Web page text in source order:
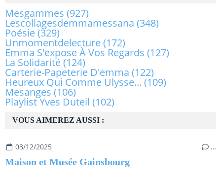
VOUS AIMEREZ AUSSI :
03/12/2025 …
Maison et Musée Gainsbourg
Mesgammes (927)
Lescollagesdemmamessana (348)
Poésie(329)
Unmomentdelecture(172)
Emma S'expose À Vos Regards (127)
La Solidarité(124)
Carterie-Papeterie D'emma (122)
Heureux Qui Comme Ulysse... (109)
Mesanges (106)
Playlist Yves Duteil (102)